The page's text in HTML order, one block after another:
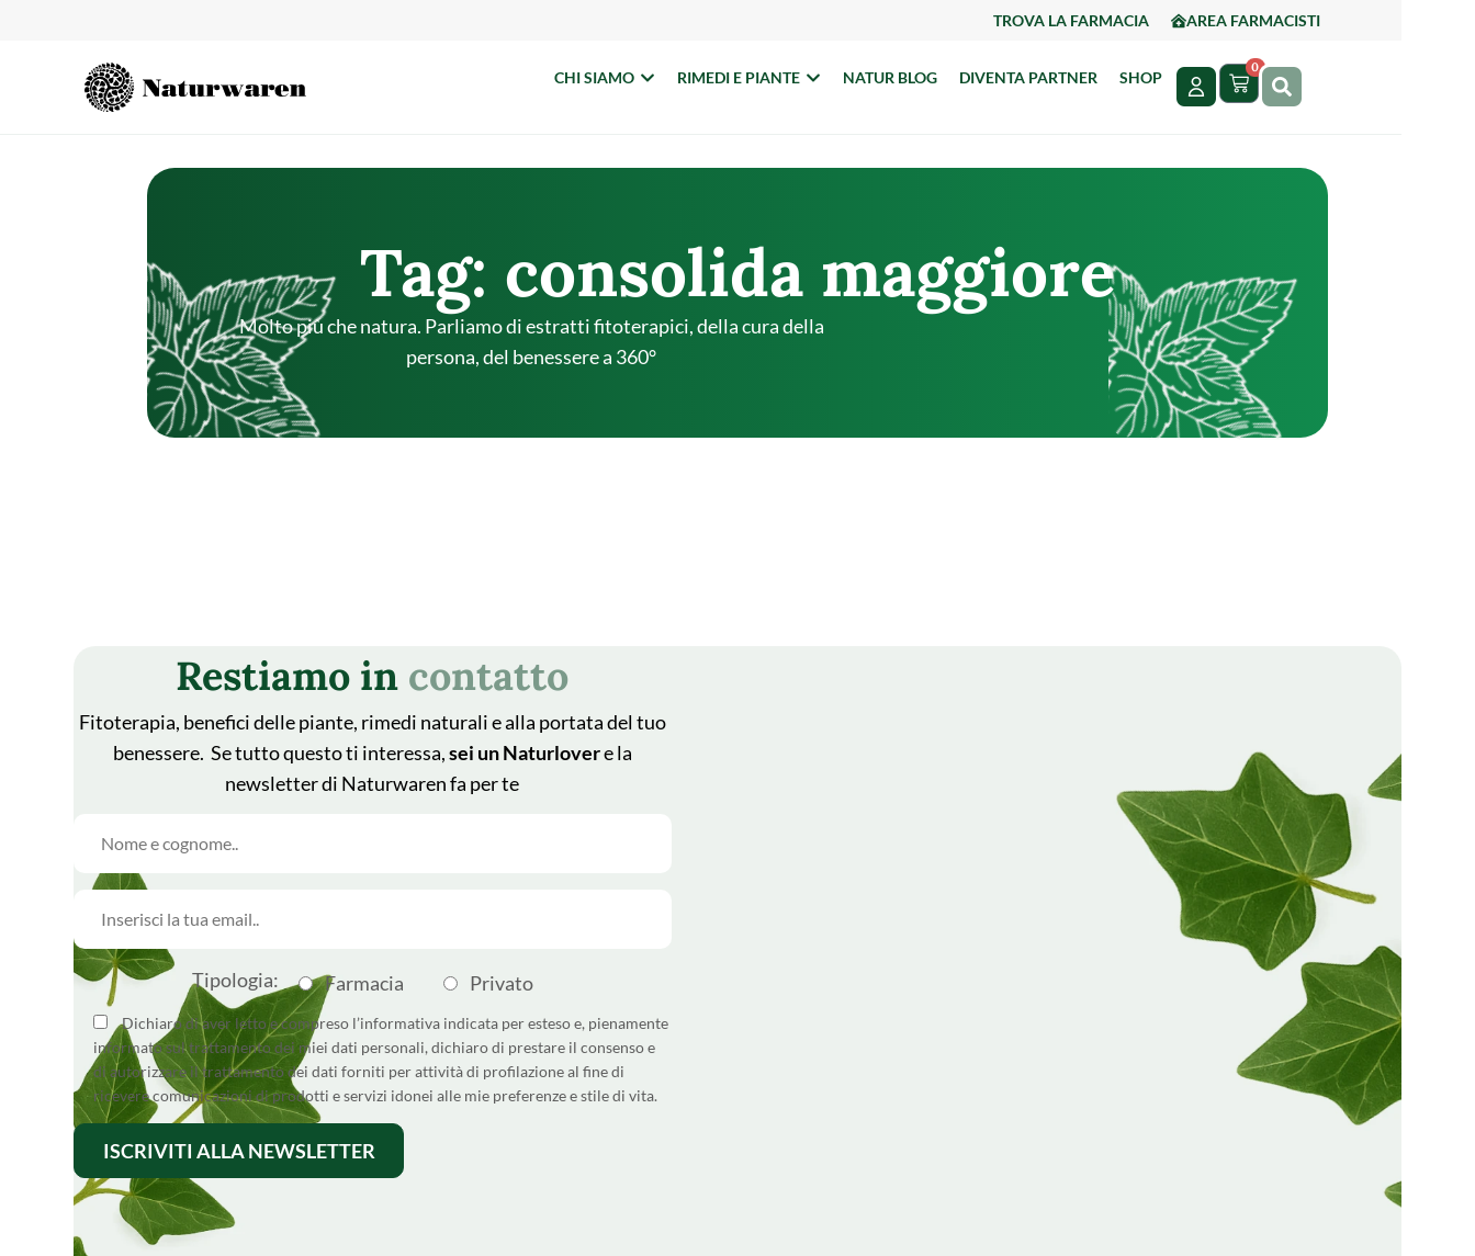
TROVA LA FARMACIA AREA FARMACISTI
CHI SIAMO RIMEDI E PIANTE NATUR BLOG DIVENTA PARTNER SHOP
0
Tag: consolida maggiore
Molto più che natura. Parliamo di estratti fitoterapici, della cura della
persona, del benessere a 360°
Restiamo in contatto
Fitoterapia, benefici delle piante, rimedi naturali e alla portata del tuo
benessere. Se tutto questo ti interessa,sei un Naturlovere la
newsletter di Naturwaren fa per te
Tipologia: Farmacia Privato
Dichiaro di aver letto e compreso l’informativa indicata per esteso e, pienamente
informato sul trattamento dei miei dati personali, dichiaro di prestare il consenso e
di autorizzare il trattamento dei dati forniti per attività di profilazione al fine di
ricevere comunicazioni di prodotti e servizi idonei alle mie preferenze e stile di vita.